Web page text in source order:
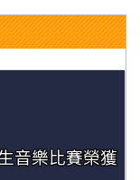
音樂比賽榮獲